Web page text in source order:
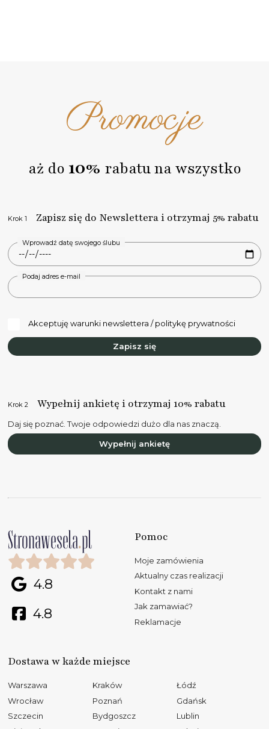
Promocje
aż do 10% rabatu na wszystko
Krok 1 Zapisz się do Newslettera i otrzymaj 5% rabatu
Wprowadź datę swojego ślubu
Podaj adres e-mail
Akceptuję warunki newslettera / politykę prywatności
Zapisz się
Krok 2 Wypełnij ankietę i otrzymaj 10% rabatu
Daj się poznać. Twoje odpowiedzi dużo dla nas znaczą.
Wypełnij ankietę
4.8
4.8
Pomoc
Moje zamówienia
Aktualny czas realizacji
Kontakt z nami
Jak zamawiać?
Reklamacje
Dostawa w każde miejsce
Warszawa Kraków
Łódź
Wrocław
Poznań
Gdańsk
Szczecin
Bydgoszcz
Lublin